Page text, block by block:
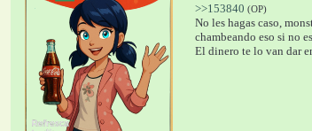
>>153840 (OP)
No les hagas caso,
chambeando eso si no
El dinero te lo van dar